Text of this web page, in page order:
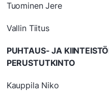
Tuominen Jere
Vallin Tiitus
PUHTAUS- JA
PERUSTUTKINTO
Kauppila Niko